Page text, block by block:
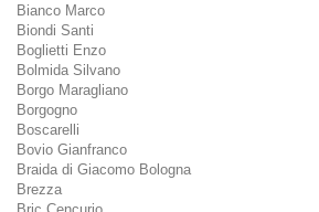
Bianco Marco
Biondi Santi
Boglietti Enzo
Bolmida Silvano
Borgo Maragliano
Borgogno
Boscarelli
Bovio Gianfranco
Braida di Giacomo Bologna
Brezza